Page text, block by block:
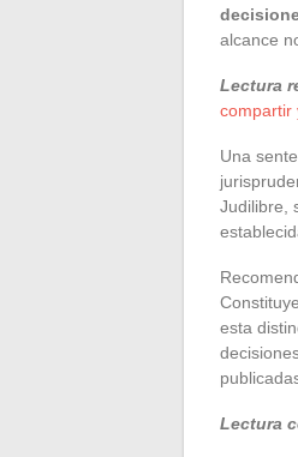
alcance
Lectura
compartir
Una
Judilibre,
esta
Lectura